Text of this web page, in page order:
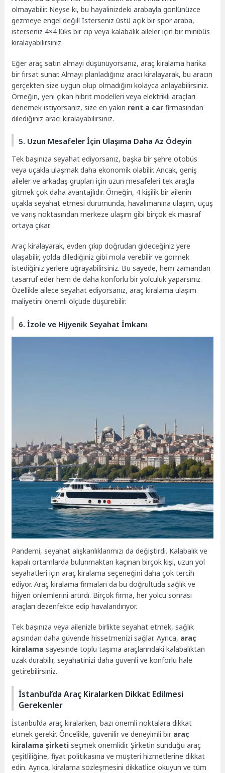
olmayabilir. Neyse ki, bu hayalinizdeki arabayla gönlünüzce
gezmeye engel değil! İsterseniz üstü açık bir spor araba,
isterseniz 4×4 lüks bir cip veya kalabalık aileler için bir minibüs
kiralayabilirsiniz.
Eğer araç satın almayı düşünüyorsanız, araç kiralama harika
bir fırsat sunar. Almayı planladığınız aracı kiralayarak, bu aracın
gerçekten size uygun olup olmadığını kolayca anlayabilirsiniz.
Örneğin, yeni çıkan hibrit modelleri veya elektrikli araçları
denemek istiyorsanız, size en yakın rent a car firmasından
dilediğiniz aracı kiralayabilirsiniz.
5. Uzun Mesafeler İçin Ulaşıma Daha Az Ödeyin
Tek başınıza seyahat ediyorsanız, başka bir şehre otobüs
veya uçakla ulaşmak daha ekonomik olabilir. Ancak, geniş
aileler ve arkadaş grupları için uzun mesafeleri tek araçla
gitmek çok daha avantajlıdır. Örneğin, 4 kişilik bir ailenin
uçakla seyahat etmesi durumunda, havalimanına ulaşım, uçuş
ve varış noktasından merkeze ulaşım gibi birçok ek masraf
ortaya çıkar.
Araç kiralayarak, evden çıkıp doğrudan gideceğiniz yere
ulaşabilir, yolda dilediğiniz gibi mola verebilir ve görmek
istediğiniz yerlere uğrayabilirsiniz. Bu sayede, hem zamandan
tasarruf eder hem de daha konforlu bir yolculuk yaparsınız.
Özellikle ailece seyahat ediyorsanız, araç kiralama ulaşım
maliyetini önemli ölçüde düşürebilir.
6. İzole ve Hijyenik Seyahat İmkanı
Pandemi, seyahat alışkanlıklarımızı da değiştirdi. Kalabalık ve
kapalı ortamlarda bulunmaktan kaçınan birçok kişi, uzun yol
seyahatleri için araç kiralama seçeneğini daha çok tercih
ediyor. Araç kiralama firmaları da bu doğrultuda sağlık ve
hijyen önlemlerini artırdı. Birçok firma, her yolcu sonrası
araçları dezenfekte edip havalandırıyor.
Tek başınıza veya ailenizle birlikte seyahat etmek, sağlık
açısından daha güvende hissetmenizi sağlar. Ayrıca, araç
kiralama sayesinde toplu taşıma araçlarındaki kalabalıktan
uzak durabilir, seyahatinizi daha güvenli ve konforlu hale
getirebilirsiniz.
İstanbul’da Araç Kiralarken Dikkat Edilmesi
Gerekenler
İstanbul’da araç kiralarken, bazı önemli noktalara dikkat
etmek gerekir. Öncelikle, güvenilir ve deneyimli bir araç
kiralama şirketi seçmek önemlidir. Şirketin sunduğu araç
çeşitliliğine, fiyat politikasına ve müşteri hizmetlerine dikkat
edin. Ayrıca, kiralama sözleşmesini dikkatlice okuyun ve tüm